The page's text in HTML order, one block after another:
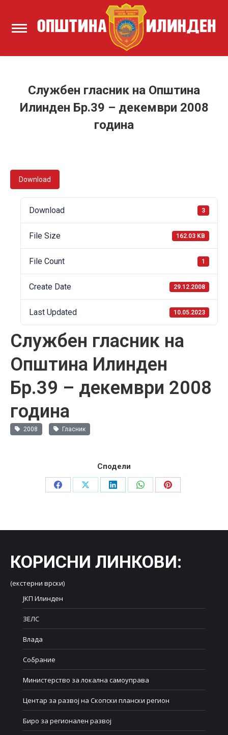
Службен гласник на Општина
Илинден Бр.39 – декември 2008
година
Download
Download 3
File Size 162.03 KB
File Count 1
Create Date 29.12.2008
Last Updated 10.05.2023
Службен гласник на
Општина Илинден
Бр.39 – декември 2008
година
2008 Гласник
Сподели
Share
Share
Share
Share
Share
КОРИСНИ ЛИНКОВИ:
(екстерни врски)
ЈКП Илинден
ЗЕЛС
Влада
Собрание
Министерство за локална самоуправа
Центар за развој на Скопски плански регион
Биро за регионален развој